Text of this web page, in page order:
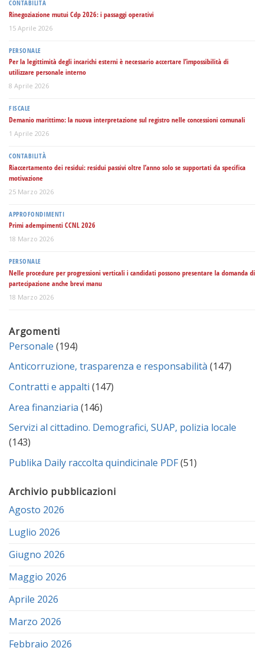
CONTABILITÀ
Rinegoziazione mutui Cdp 2026: i passaggi operativi
15 Aprile 2026
PERSONALE
Per la legittimità degli incarichi esterni è necessario accertare l’impossibilità di
utilizzare personale interno
8 Aprile 2026
FISCALE
Demanio marittimo: la nuova interpretazione sul registro nelle concessioni comunali
1 Aprile 2026
CONTABILITÀ
Riaccertamento dei residui: residui passivi oltre l’anno solo se supportati da specifica
motivazione
25 Marzo 2026
APPROFONDIMENTI
Primi adempimenti CCNL 2026
18 Marzo 2026
PERSONALE
Nelle procedure per progressioni verticali i candidati possono presentare la domanda di
partecipazione anche brevi manu
18 Marzo 2026
Argomenti
Personale (194)
Anticorruzione, trasparenza e responsabilità (147)
Contratti e appalti (147)
Area finanziaria (146)
Servizi al cittadino. Demografici, SUAP, polizia locale
(143)
Publika Daily raccolta quindicinale PDF(51)
Archivio pubblicazioni
Agosto 2026
Luglio 2026
Giugno 2026
Maggio 2026
Aprile 2026
Marzo 2026
Febbraio 2026